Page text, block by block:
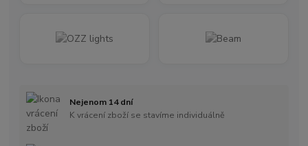
Nejenom 14 dní
K vrácení zboží se stavíme individuálně